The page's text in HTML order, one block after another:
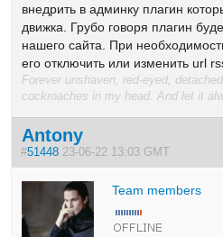
внедрить в админку плагин
движка. Грубо говоря плагин
нашего сайта. При
его отключить или изменить url
Forever unshaven, red-eyed,
cockroaches in my head. And let it
Antony
#51448 23-06-22 13:03 GMT
Team members